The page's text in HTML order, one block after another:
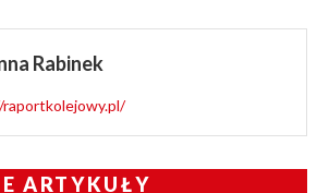
Rabinek
ARTYKUŁY